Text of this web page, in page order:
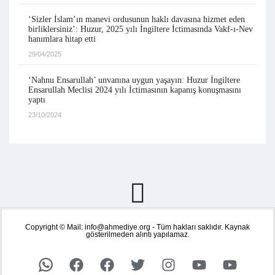
‘Sizler İslam’ın manevi ordusunun haklı davasına hizmet eden
birliklersiniz’: Huzur, 2025 yılı İngiltere İctimasında Vakf-ı-Nev
hanımlara hitap etti
29/04/2025
‘Nahnu Ensarullah’ unvanına uygun yaşayın: Huzur İngiltere
Ensarullah Meclisi 2024 yılı İctimasının kapanış konuşmasını
yaptı
23/10/2024
Copyright © Mail: info@ahmediye.org - Tüm hakları saklıdır. Kaynak
gösterilmeden alıntı yapılamaz.